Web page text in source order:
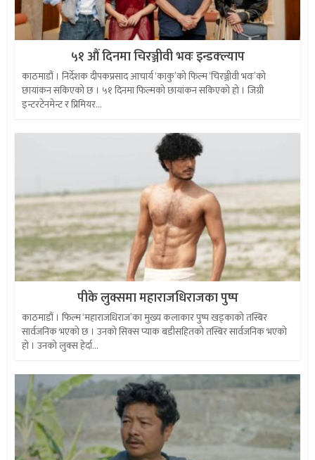
५१ औं दिनमा चिरञ्जीवी भवः इन्डक्ल्याप
काठमाडौं । निर्देशक दीपकप्रसाद आचार्य ‘काकु’को फिल्म ‘चिरञ्जीवी भवः’को
छायांकन सकिएको छ । ५१ दिनमा फिल्मको छायांकन सकिएको हो । जिग्री
इन्टरटेनमेन्ट र प्रिमियर...
पीके लुक्समा महाराजधिराजका पुष्प
काठमाडौं । फिल्म ‘महाराजधिराज’का मुख्य कलाकार पुष्प खड्काको तस्बिर
सार्वजनिक भएको छ । उनको सिक्स प्याक बडीसहितको तस्बिर सार्वजनिक भएको
हो । उनको लुक्स हेर्दा...